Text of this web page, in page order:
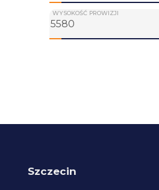
WYSOKOŚĆ PROWIZJI
Szczecin